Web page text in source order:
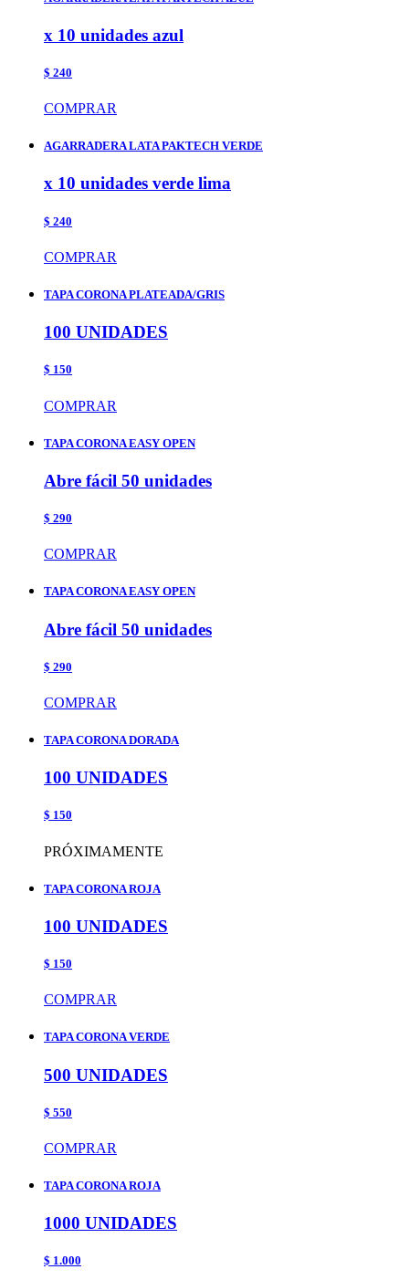
x 10 unidades azul
$ 240
COMPRAR
AGARRADERA LATA PAKTECH VERDE
x 10 unidades verde lima
$ 240
COMPRAR
TAPA CORONA PLATEADA/GRIS
100 UNIDADES
$ 150
COMPRAR
TAPA CORONA EASY OPEN
Abre fácil 50 unidades
$ 290
COMPRAR
TAPA CORONA EASY OPEN
Abre fácil 50 unidades
$ 290
COMPRAR
TAPA CORONA DORADA
100 UNIDADES
$ 150
PRÓXIMAMENTE
TAPA CORONA ROJA
100 UNIDADES
$ 150
COMPRAR
TAPA CORONA VERDE
500 UNIDADES
$ 550
COMPRAR
TAPA CORONA ROJA
1000 UNIDADES
$ 1.000